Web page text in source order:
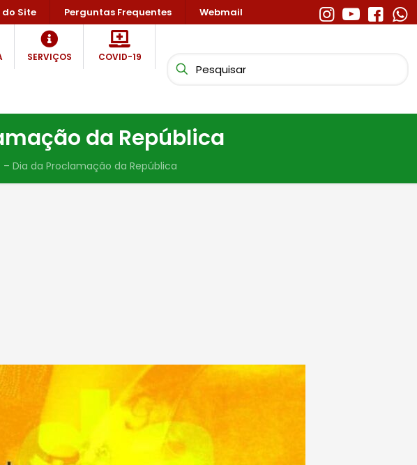
Site Perguntas Frequentes Webmail
SERVIÇOS COVID-19
da República
– Dia da Proclamação da República